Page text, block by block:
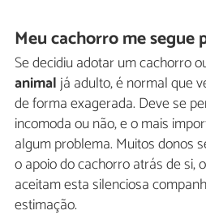
Meu cachorro me segue
Se decidiu adotar um cachorro
animaljá adulto, é normal que
de forma exagerada. Deve se
incomoda ou não, e o mais
algum problema. Muitos donos
o apoio do cachorro atrás de si,
aceitam esta silenciosa
estimação.